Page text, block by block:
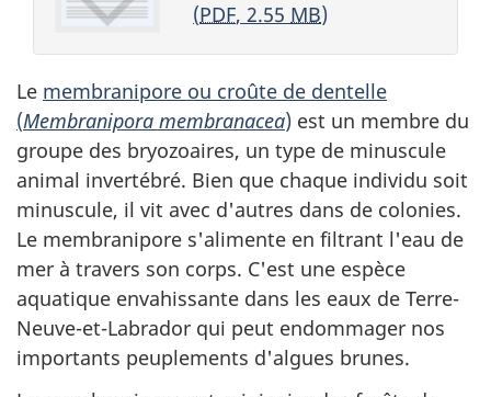
(PDF, 2.55 MB)
Le membranipore ou croûte de dentelle
(Membranipora membranacea) est un membre du
groupe des bryozoaires, un type de minuscule
animal invertébré. Bien que chaque individu soit
minuscule, il vit avec d'autres dans de colonies.
Le membranipore s'alimente en filtrant l'eau de
mer à travers son corps. C'est une espèce
aquatique envahissante dans les eaux de Terre-
Neuve-et-Labrador qui peut endommager nos
importants peuplements d'algues brunes.